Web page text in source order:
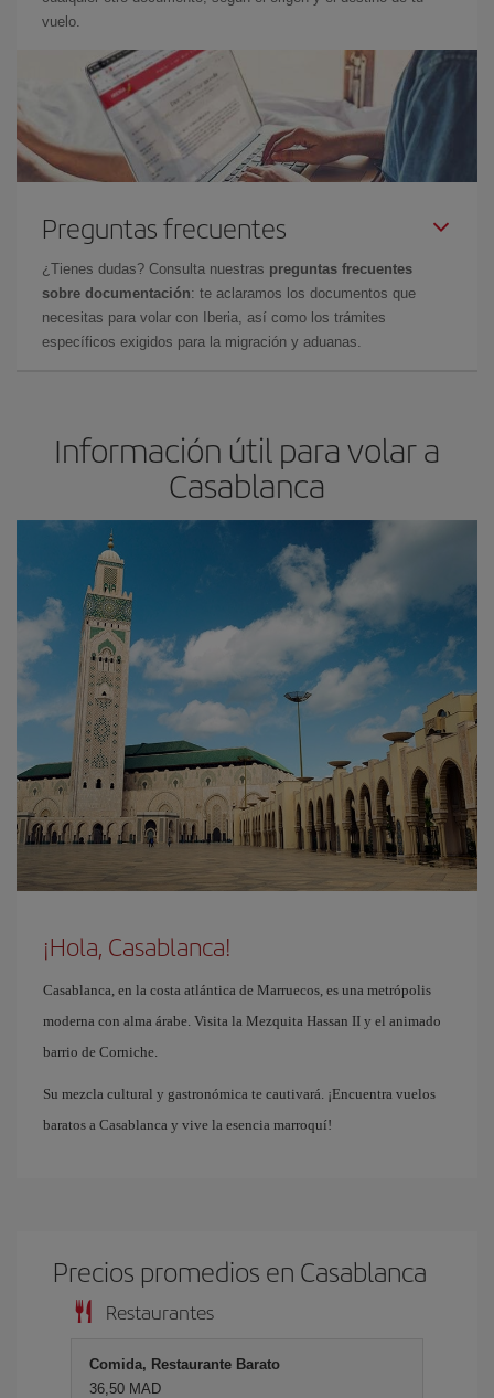
vuelo.
Preguntas frecuentes
¿Tienes dudas? Consulta nuestras preguntas frecuentes
sobre documentación: te aclaramos los documentos que
necesitas para volar con Iberia, así como los trámites
específicos exigidos para la migración y aduanas.
Información útil para volar a
Casablanca
¡Hola, Casablanca!
Casablanca, en la costa atlántica de Marruecos, es una metrópolis
moderna con alma árabe. Visita la Mezquita Hassan II y el animado
barrio de Corniche.
Su mezcla cultural y gastronómica te cautivará. ¡Encuentra vuelos
baratos a Casablanca y vive la esencia marroquí!
Precios promedios en Casablanca
Restaurantes
Comida, Restaurante Barato
36,50 MAD